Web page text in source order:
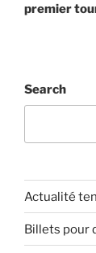
premier
Search
Actualité
Billets pour